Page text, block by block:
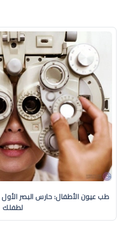
طب عيون الأطفال: حارس البصر
لطفلك